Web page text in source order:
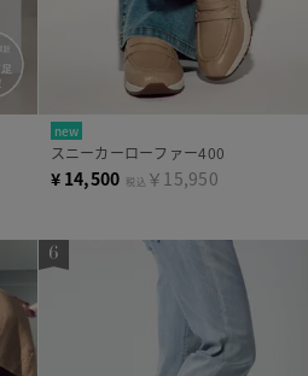
new
スニーカーローファー400
¥ 14,500 税込 ￥15,950